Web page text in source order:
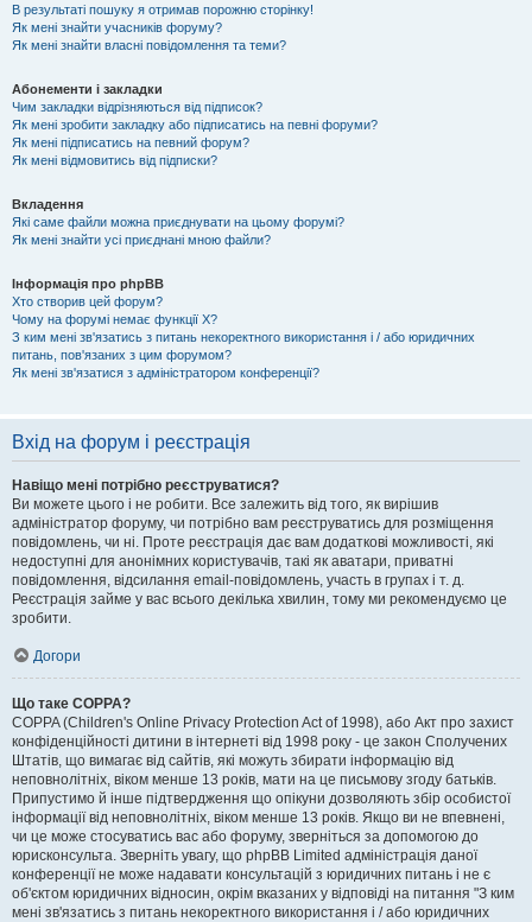
В результаті пошуку я отримав порожню сторінку!
Як мені знайти учасників форуму?
Як мені знайти власні повідомлення та теми?
Абонементи і закладки
Чим закладки відрізняються від підписок?
Як мені зробити закладку або підписатись на певні форуми?
Як мені підписатись на певний форум?
Як мені відмовитись від підписки?
Вкладення
Які саме файли можна приєднувати на цьому форумі?
Як мені знайти усі приєднані мною файли?
Інформація про phpBB
Хто створив цей форум?
Чому на форумі немає функції X?
З ким мені зв'язатись з питань некоректного використання і / або юридичних
питань, пов'язаних з цим форумом?
Як мені зв'язатися з адміністратором конференції?
Вхід на форум і реєстрація
Навіщо мені потрібно реєструватися?
Ви можете цього і не робити. Все залежить від того, як вирішив
адміністратор форуму, чи потрібно вам реєструватись для розміщення
повідомлень, чи ні. Проте реєстрація дає вам додаткові можливості, які
недоступні для анонімних користувачів, такі як аватари, приватні
повідомлення, відсилання email-повідомлень, участь в групах і т. д.
Реєстрація займе у вас всього декілька хвилин, тому ми рекомендуємо це
зробити.
Догори
Що таке COPPA?
COPPA (Children's Online Privacy Protection Act of 1998), або Акт про захист
конфіденційності дитини в інтернеті від 1998 року - це закон Сполучених
Штатів, що вимагає від сайтів, які можуть збирати інформацію від
неповнолітніх, віком менше 13 років, мати на це письмову згоду батьків.
Припустимо й інше підтвердження що опікуни дозволяють збір особистої
інформації від неповнолітніх, віком менше 13 років. Якщо ви не впевнені,
чи це може стосуватись вас або форуму, зверніться за допомогою до
юрисконсульта. Зверніть увагу, що phpBB Limited адміністрація даної
конференції не може надавати консультацій з юридичних питань і не є
об'єктом юридичних відносин, окрім вказаних у відповіді на питання "З ким
мені зв'язатись з питань некоректного використання і / або юридичних